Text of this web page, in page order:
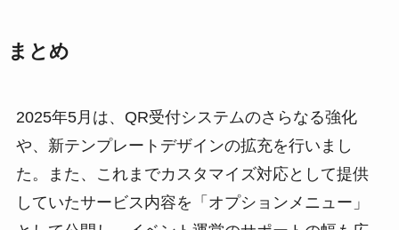
まとめ
2025年5月は、QR受付システムのさらなる強化
や、新テンプレートデザインの拡充を行いまし
た。また、これまでカスタマイズ対応として提供
していたサービス内容を「オプションメニュー」